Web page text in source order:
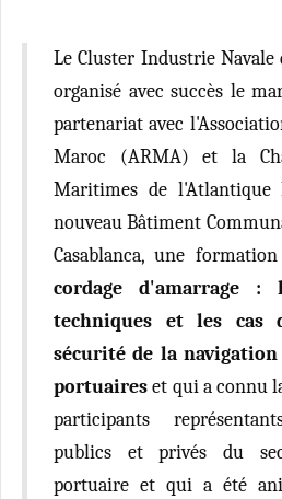
Le Cluster Industrie
organisé avec succès le
partenariat avec
Maroc (ARMA) et la
Maritimes de l'Atlantique
nouveau Bâtiment
Casablanca, une
cordage d'amarrage :
techniques et les cas
sécurité de la
portuaireset qui a connu
participants
publics et privés du
portuaire et qui a été